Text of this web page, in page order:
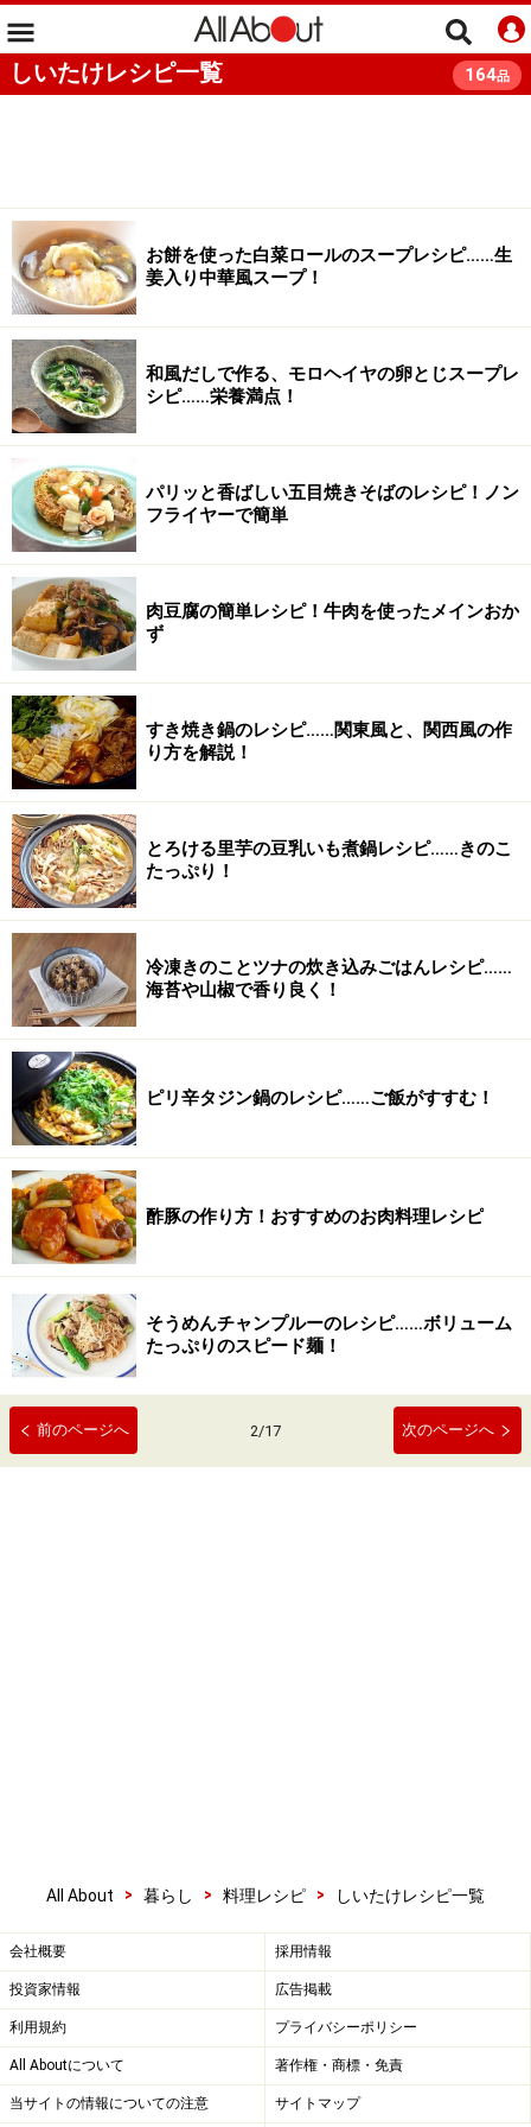
しいたけレシピ一覧 164品
お餅を使った白菜ロールのスープレシピ……生
姜入り中華風スープ！
和風だしで作る、モロヘイヤの卵とじスープレ
シピ……栄養満点！
パリッと香ばしい五目焼きそばのレシピ！ノン
フライヤーで簡単
肉豆腐の簡単レシピ！牛肉を使ったメインおか
ず
すき焼き鍋のレシピ……関東風と、関西風の作
り方を解説！
とろける里芋の豆乳いも煮鍋レシピ……きのこ
たっぷり！
冷凍きのことツナの炊き込みごはんレシピ……
海苔や山椒で香り良く！
ピリ辛タジン鍋のレシピ……ご飯がすすむ！
酢豚の作り方！おすすめのお肉料理レシピ
そうめんチャンプルーのレシピ……ボリューム
たっぷりのスピード麺！
前のページへ 2/17 次のページへ
All About > 暮らし > 料理レシピ > しいたけレシピ一覧
会社概要 採用情報
投資家情報 広告掲載
利用規約 プライバシーポリシー
All Aboutについて 著作権・商標・免責
当サイトの情報についての注意 サイトマップ